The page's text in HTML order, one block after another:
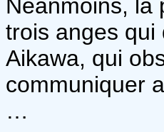
Néanmoins, la
trois anges qui
Aikawa, qui
communiquer
…